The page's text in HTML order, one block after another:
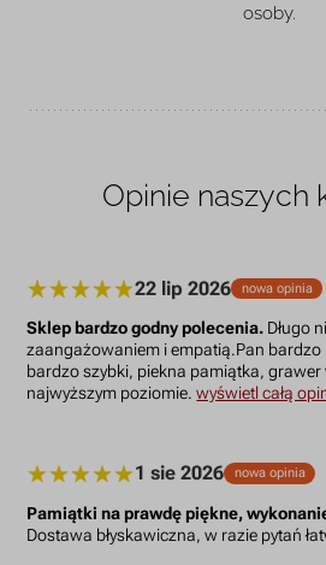
osoby.
Opinie naszych
22 lip 2026 nowa opinia
Sklep bardzo godny polecenia. Długo
zaangażowaniem i empatią.Pan
bardzo szybki, piekna pamiątka, grawer
najwyższym poziomie.wyświetl całą
1 sie 2026 nowa opinia
Pamiątki na prawdę piękne,
Dostawa błyskawiczna, w razie pytań